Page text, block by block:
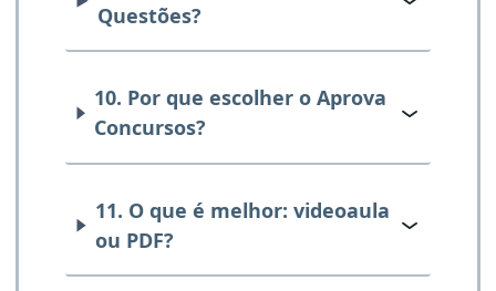
Questões?
10. Por que escolher o Aprova
Concursos?
11. O que é melhor: videoaula
ou PDF?